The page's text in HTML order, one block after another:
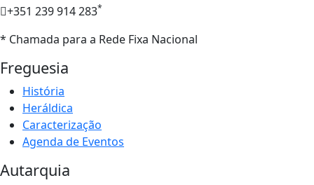
+351 239 914 283*
* Chamada para a Rede Fixa Nacional
Freguesia
História
Heráldica
Caracterização
Agenda de Eventos
Autarquia